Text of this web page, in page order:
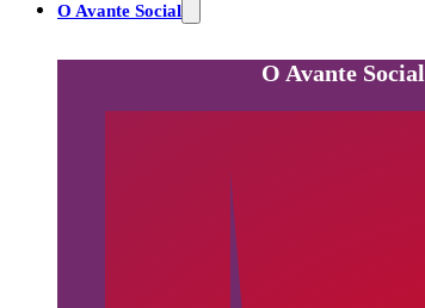
O Avante Social
O Avante Social